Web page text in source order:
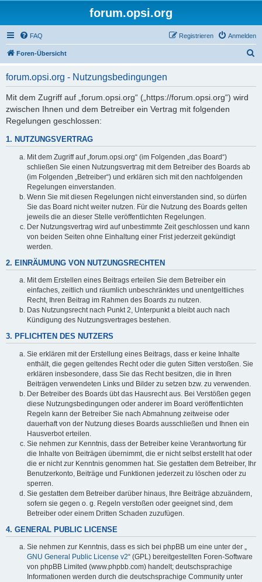
forum.opsi.org
FAQ Anmelden
Registrieren
Foren-Übersicht
forum.opsi.org - Nutzungsbedingungen
Mit dem Zugriff auf „forum.opsi.org“ („https://forum.opsi.org“) wird
zwischen Ihnen und dem Betreiber ein Vertrag mit folgenden
Regelungen geschlossen:
1. NUTZUNGSVERTRAG
Mit dem Zugriff auf „forum.opsi.org“ (im Folgenden „das Board“)
schließen Sie einen Nutzungsvertrag mit dem Betreiber des Boards ab
(im Folgenden „Betreiber“) und erklären sich mit den nachfolgenden
Regelungen einverstanden.
Wenn Sie mit diesen Regelungen nicht einverstanden sind, so dürfen
Sie das Board nicht weiter nutzen. Für die Nutzung des Boards gelten
jeweils die an dieser Stelle veröffentlichten Regelungen.
Der Nutzungsvertrag wird auf unbestimmte Zeit geschlossen und kann
von beiden Seiten ohne Einhaltung einer Frist jederzeit gekündigt
werden.
2. EINRÄUMUNG VON NUTZUNGSRECHTEN
Mit dem Erstellen eines Beitrags erteilen Sie dem Betreiber ein
einfaches, zeitlich und räumlich unbeschränktes und unentgeltliches
Recht, Ihren Beitrag im Rahmen des Boards zu nutzen.
Das Nutzungsrecht nach Punkt 2, Unterpunkt a bleibt auch nach
Kündigung des Nutzungsvertrages bestehen.
3. PFLICHTEN DES NUTZERS
Sie erklären mit der Erstellung eines Beitrags, dass er keine Inhalte
enthält, die gegen geltendes Recht oder die guten Sitten verstoßen. Sie
erklären insbesondere, dass Sie das Recht besitzen, die in Ihren
Beiträgen verwendeten Links und Bilder zu setzen bzw. zu verwenden.
Der Betreiber des Boards übt das Hausrecht aus. Bei Verstößen gegen
diese Nutzungsbedingungen oder anderer im Board veröffentlichten
Regeln kann der Betreiber Sie nach Abmahnung zeitweise oder
dauerhaft von der Nutzung dieses Boards ausschließen und Ihnen ein
Hausverbot erteilen.
Sie nehmen zur Kenntnis, dass der Betreiber keine Verantwortung für
die Inhalte von Beiträgen übernimmt, die er nicht selbst erstellt hat oder
die er nicht zur Kenntnis genommen hat. Sie gestatten dem Betreiber, Ihr
Benutzerkonto, Beiträge und Funktionen jederzeit zu löschen oder zu
sperren.
Sie gestatten dem Betreiber darüber hinaus, Ihre Beiträge abzuändern,
sofern sie gegen o. g. Regeln verstoßen oder geeignet sind, dem
Betreiber oder einem Dritten Schaden zuzufügen.
4. GENERAL PUBLIC LICENSE
Sie nehmen zur Kenntnis, dass es sich bei phpBB um eine unter der „
GNU General Public License v2“ (GPL) bereitgestellten Foren-Software
von phpBB Limited (www.phpbb.com) handelt; deutschsprachige
Informationen werden durch die deutschsprachige Community unter